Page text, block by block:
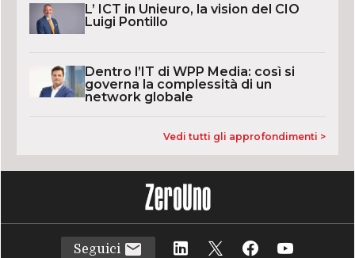
L’ ICT in Unieuro, la vision del CIO
Luigi Pontillo
Dentro l’IT di WPP Media: così si
governa la complessità di un
network globale
Vedi tutti gli approfondimenti >
Seguici